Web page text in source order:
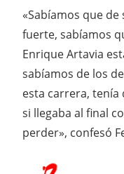
«Sabíamos que
fuerte, sabíamos
Enrique Artavia
sabíamos de los
esta carrera,
si llegaba al final
perder», confesó